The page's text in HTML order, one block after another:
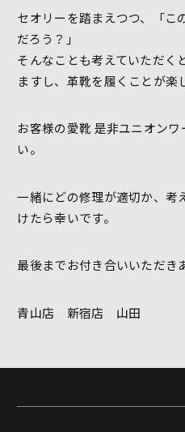
セオリーを踏まえつつ、「こ
だろう？」
そんなことも考えていただく
ますし、革靴を履くことが楽
お客様の愛靴 是非ユニオン
い。
一緒にどの修理が適切か、考
けたら幸いです。
最後までお付き合いいただき
青山店 新宿店 山田